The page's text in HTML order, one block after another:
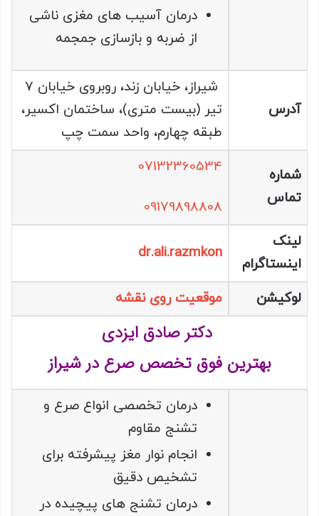
درمان آسیب های مغزی ناشی
از ضربه و بازسازی جمجمه
آدرس
شیراز، خیابان زند، روبروی خیابان 7
تیر (بیست متری)، ساختمان اکسیر،
طبقه چهارم، واحد سمت چپ
شماره
تماس
07132360534
09179898808
لینک
اینستاگرام
dr.ali.razmkon
لوکیشن موقعیت روی نقشه
دکتر صادق ایزدی
بهترین فوق تخصص صرع در شیراز
درمان تخصصی انواع صرع و
تشنج مقاوم
انجام نوار مغز پیشرفته برای
تشخیص دقیق
درمان تشنج های پیچیده در